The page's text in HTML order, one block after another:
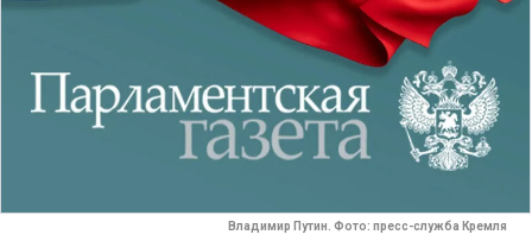
Владимир Путин. Фото: пресс-служба Кремля